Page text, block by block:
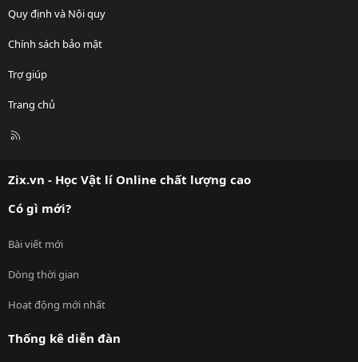
Quy định và Nội quy
Chính sách bảo mật
Trợ giúp
Trang chủ
R
Zix.vn - Học Vật lí Online chất lượng cao
Có gì mới?
Bài viết mới
Dòng thời gian
Hoạt động mới nhất
Thống kê diễn đàn